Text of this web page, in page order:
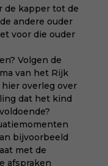
de kapper tot de
andere ouder
voor die ouder
Volgen de
van het Rijk
overleg over
dat het kind
bijvoorbeeld
met de
afspraken